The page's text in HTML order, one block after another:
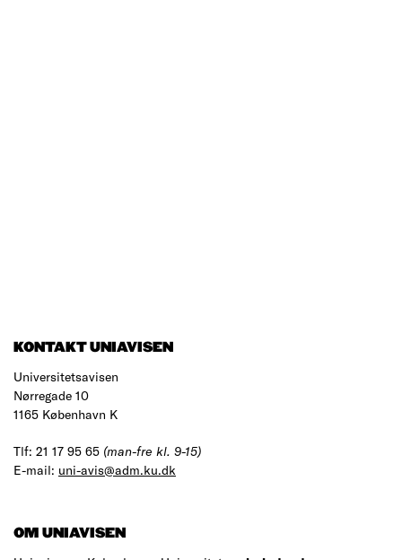
KONTAKT UNIAVISEN
Universitetsavisen
Nørregade 10
1165 København K
Tlf: 21 17 95 65 (man-fre kl. 9-15)
E-mail: uni-avis@adm.ku.dk
OM UNIAVISEN